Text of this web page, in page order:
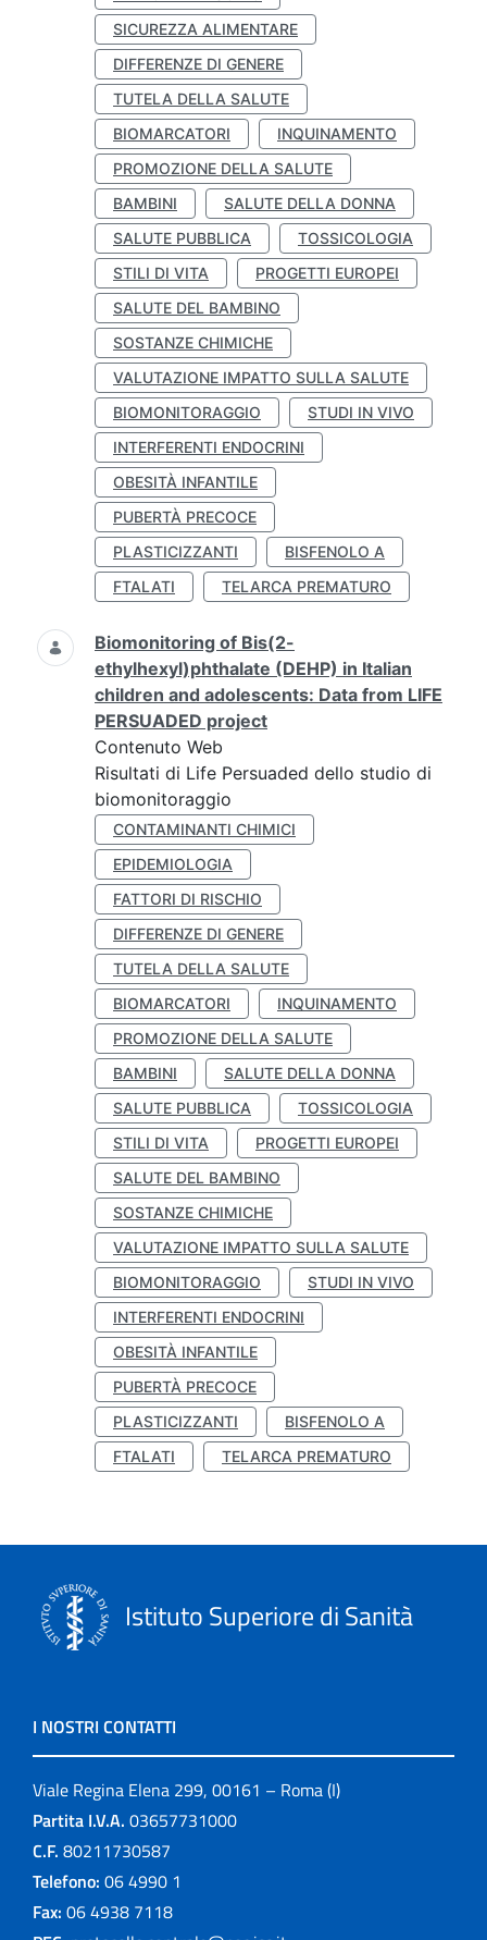
SICUREZZA ALIMENTARE
DIFFERENZE DI GENERE
TUTELA DELLA SALUTE
BIOMARCATORI
INQUINAMENTO
PROMOZIONE DELLA SALUTE
BAMBINI
SALUTE DELLA DONNA
SALUTE PUBBLICA
TOSSICOLOGIA
STILI DI VITA
PROGETTI EUROPEI
SALUTE DEL BAMBINO
SOSTANZE CHIMICHE
VALUTAZIONE IMPATTO SULLA SALUTE
BIOMONITORAGGIO
STUDI IN VIVO
INTERFERENTI ENDOCRINI
OBESITÀ INFANTILE
PUBERTÀ PRECOCE
PLASTICIZZANTI
BISFENOLO A
FTALATI
TELARCA PREMATURO
Biomonitoring of Bis(2-
ethylhexyl)phthalate (DEHP) in Italian
children and adolescents: Data from LIFE
PERSUADED project
Contenuto Web
Risultati di Life Persuaded dello studio di
biomonitoraggio
CONTAMINANTI CHIMICI
EPIDEMIOLOGIA
FATTORI DI RISCHIO
DIFFERENZE DI GENERE
TUTELA DELLA SALUTE
BIOMARCATORI
INQUINAMENTO
PROMOZIONE DELLA SALUTE
BAMBINI
SALUTE DELLA DONNA
SALUTE PUBBLICA
TOSSICOLOGIA
STILI DI VITA
PROGETTI EUROPEI
SALUTE DEL BAMBINO
SOSTANZE CHIMICHE
VALUTAZIONE IMPATTO SULLA SALUTE
BIOMONITORAGGIO
STUDI IN VIVO
INTERFERENTI ENDOCRINI
OBESITÀ INFANTILE
PUBERTÀ PRECOCE
PLASTICIZZANTI
BISFENOLO A
FTALATI
TELARCA PREMATURO
Istituto Superiore di Sanità
I NOSTRI CONTATTI
Viale Regina Elena 299, 00161 – Roma (I)
Partita I.V.A. 03657731000
C.F. 80211730587
Telefono: 06 4990 1
Fax: 06 4938 7118